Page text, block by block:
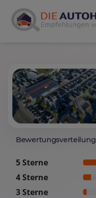
Bewertungsverteilung
5 Sterne
4 Sterne
3 Sterne